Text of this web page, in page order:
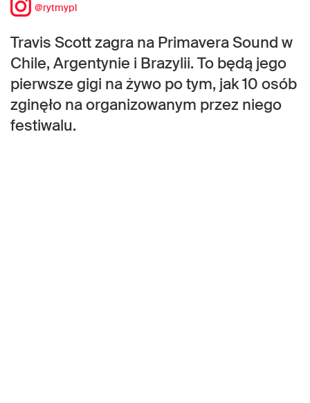
@rytmypl
Travis Scott zagra na Primavera Sound w
Chile, Argentynie i Brazylii. To będą jego
pierwsze gigi na żywo po tym, jak 10 osób
zginęło na organizowanym przez niego
festiwalu.